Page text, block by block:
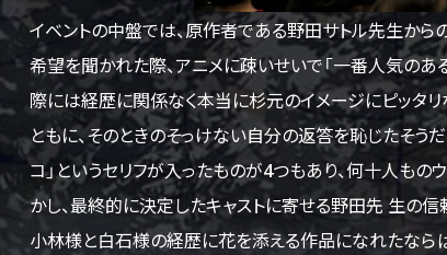
イベントの中盤では、原作者である野田サトル先生から
希望を聞かれた際、アニメに疎いせいで「一番人気のあ
際には経歴に関係なく本当に杉元のイメージにピッタ
ともに、そのときのそっけない自分の返答を恥じたそう
コ」というセリフが入ったものが4つもあり、何十人も
かし、最終的に決定したキャストに寄せる野田先 生の信
小林様と白石様の経歴に花を添える作品になれたならば